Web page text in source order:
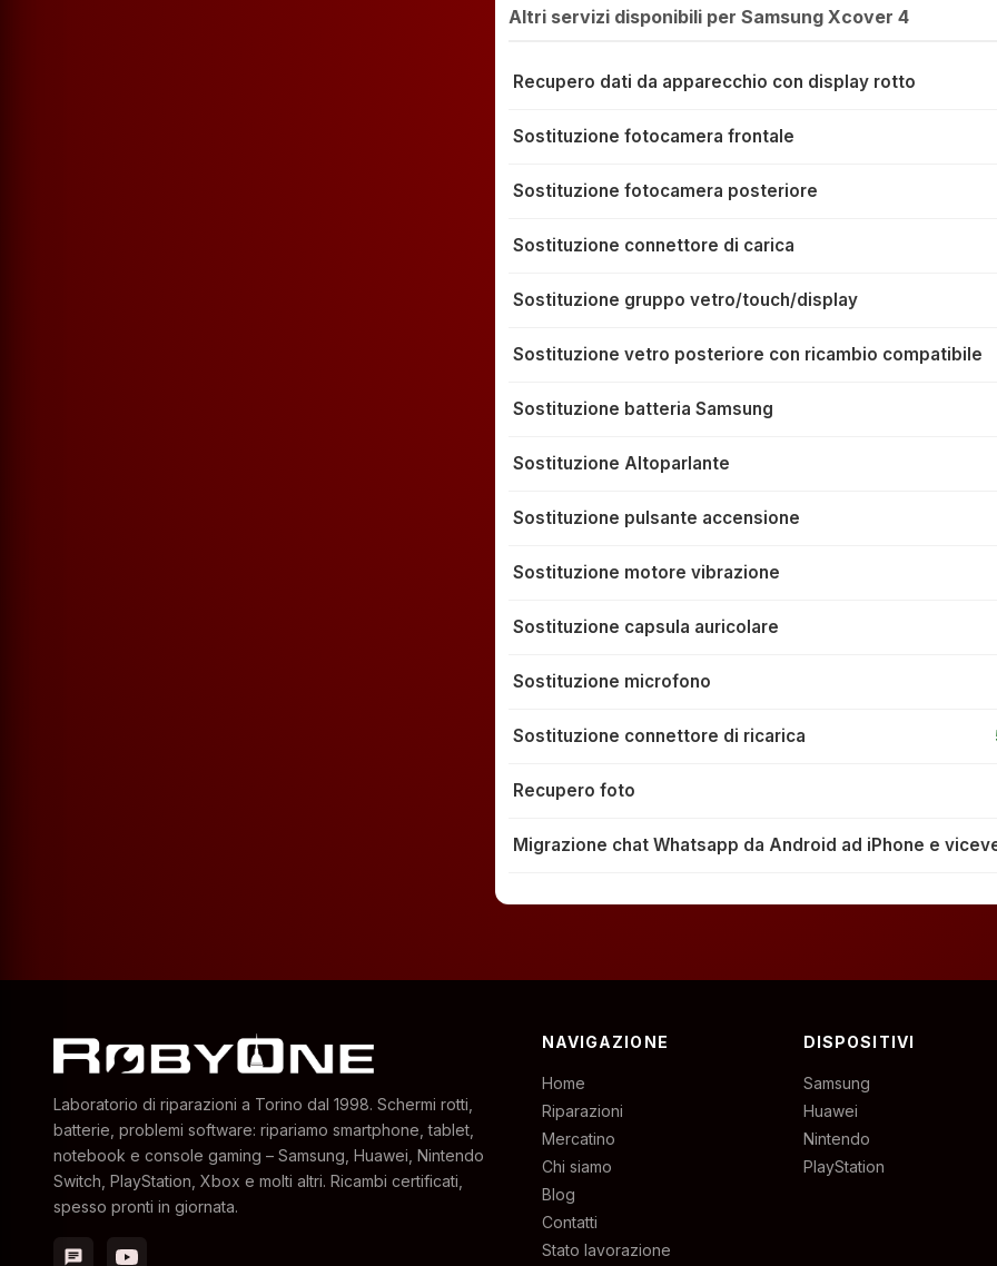
Altri servizi disponibili per Samsung Xcover 4
Recupero dati da apparecchio con display rotto
Sostituzione fotocamera frontale
Sostituzione fotocamera posteriore
Sostituzione connettore di carica
Sostituzione gruppo vetro/touch/display
Sostituzione vetro posteriore con ricambio compatibile
Sostituzione batteria Samsung
Sostituzione Altoparlante
Sostituzione pulsante accensione
Sostituzione motore vibrazione
Sostituzione capsula auricolare
Sostituzione microfono
Sostituzione connettore di ricarica
Recupero foto
Migrazione chat Whatsapp da Android ad iPhone e
Laboratorio di riparazioni a Torino dal 1998. Schermi rotti,
batterie, problemi software: ripariamo smartphone, tablet,
notebook e console gaming – Samsung, Huawei, Nintendo
Switch, PlayStation, Xbox e molti altri. Ricambi certificati,
spesso pronti in giornata.
chat
NAVIGAZIONE
Home
Riparazioni
Mercatino
Chi siamo
Blog
Contatti
Stato lavorazione
DISPOSITIVI
Samsung
Huawei
Nintendo
PlayStation